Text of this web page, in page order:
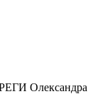
Олександра